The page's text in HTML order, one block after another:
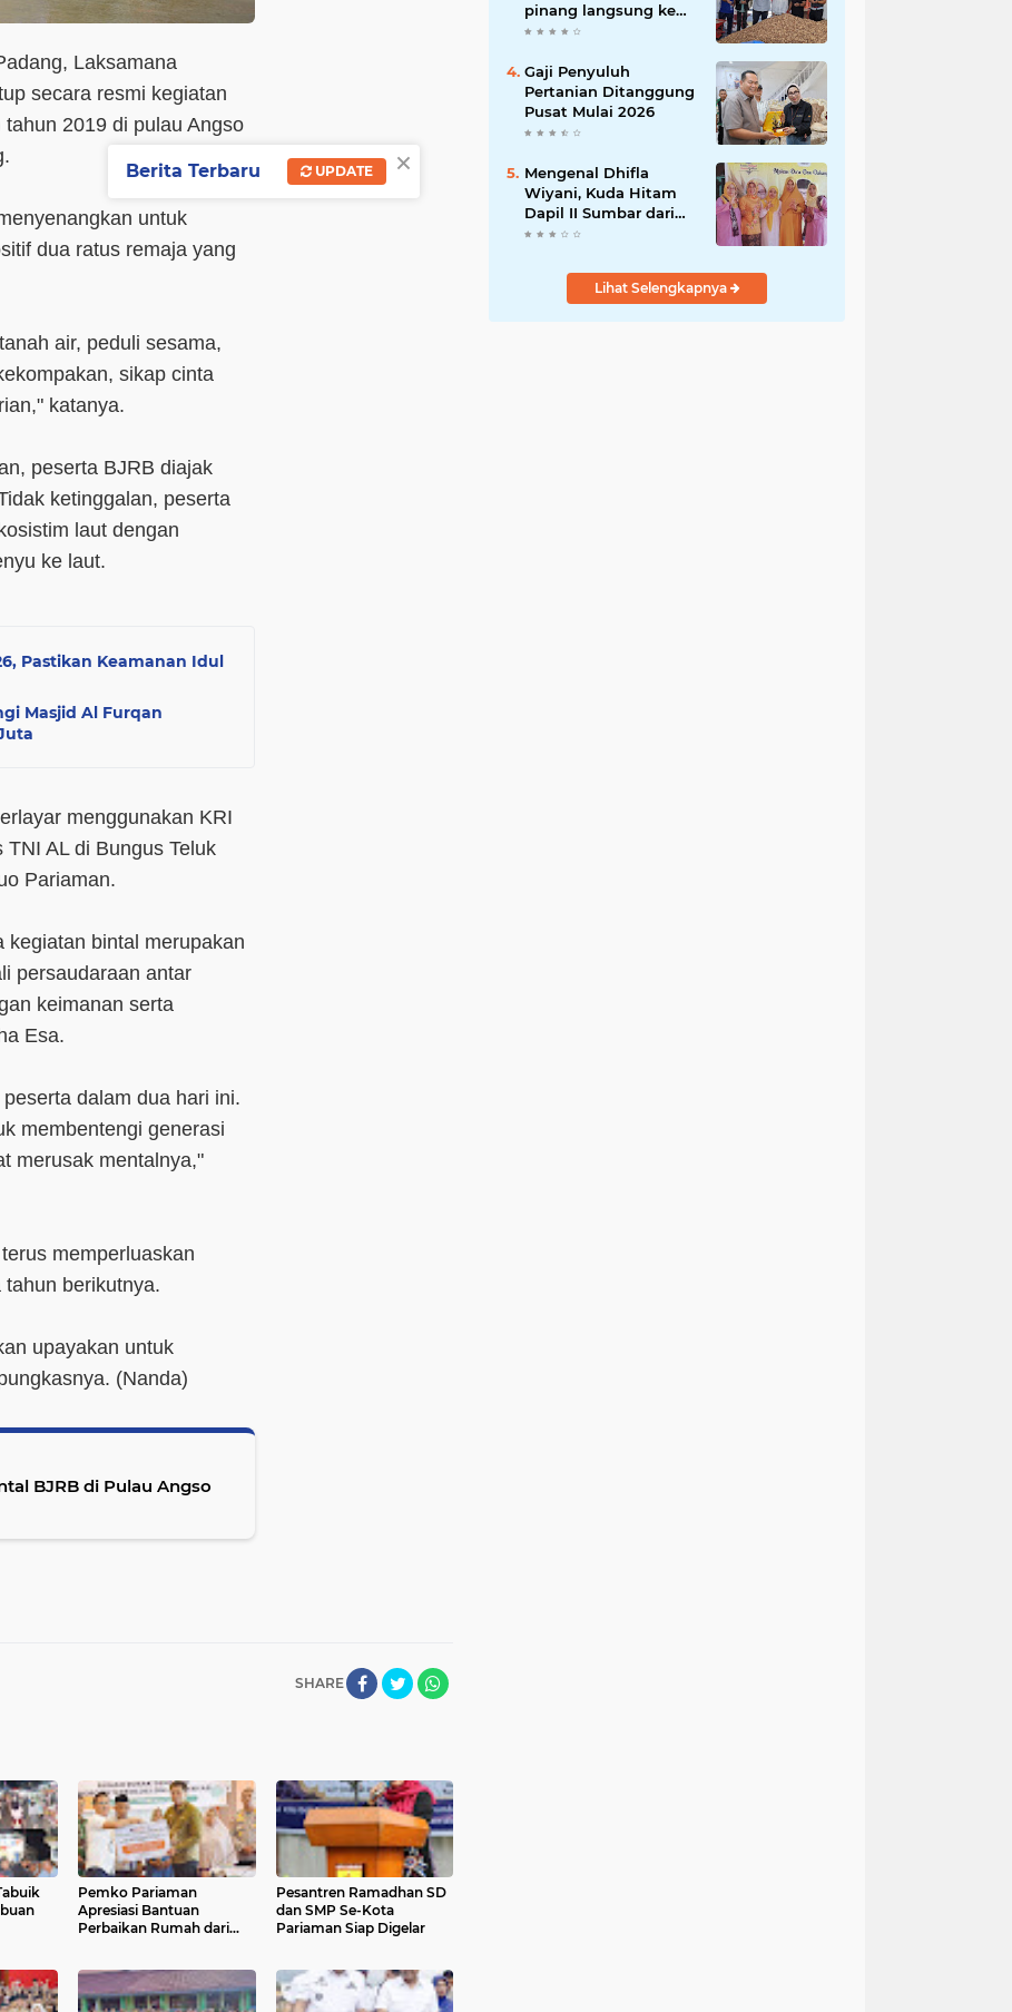
Laksamana
secara resmi kegiatan
2019 di pulau Angso
untuk
dua ratus remaja yang
air, peduli sesama,
sikap cinta
katanya.
peserta BJRB diajak
ketinggalan, peserta
laut dengan
penyu ke laut.
Pastikan Keamanan Idul
Masjid Al Furqan
menggunakan KRI
AL di Bungus Teluk
Pariaman.
kegiatan bintal merupakan
persaudaraan antar
keimanan serta
Esa.
dalam dua hari ini.
membentengi generasi
merusak mentalnya,"
memperluaskan
berikutnya.
upayakan untuk
(Nanda)
BJRB di Pulau Angso
SHARE
Pemko Pariaman
Apresiasi Bantuan
Perbaikan Rumah dari
Pesantren Ramadhan SD
dan SMP Se-Kota
Pariaman Siap Digelar
pinang langsung ke
India
Gaji Penyuluh
Pertanian Ditanggung
Pusat Mulai 2026
Mengenal Dhifla
Wiyani, Kuda Hitam
Dapil II Sumbar dari
Golkar
Lihat Selengkapnya
×
Berita Terbaru UPDATE